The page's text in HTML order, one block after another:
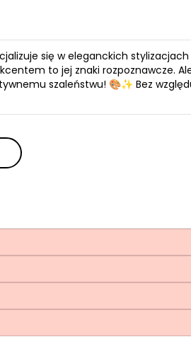
się w eleganckich
to jej znaki rozpoznawcze.
szaleństwu! 🎨✨ Bez